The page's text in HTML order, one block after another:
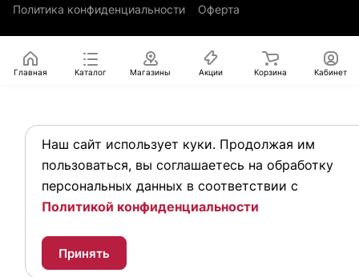
Политика конфиденциальности Оферта
Наш сайт использует куки. Продолжая им
пользоваться, вы соглашаетесь на обработку
персональных данных в соответствии с
Политикой конфиденциальности
Принять
Главная Каталог Магазины Акции Корзина Кабинет